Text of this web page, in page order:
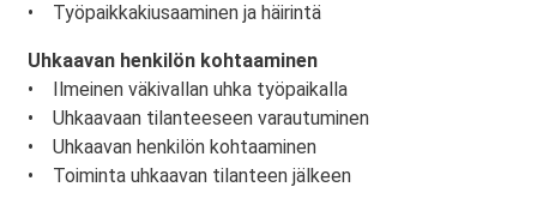
• Työpaikkakiusaaminen ja häirintä
Uhkaavan henkilön kohtaaminen
• Ilmeinen väkivallan uhka työpaikalla
• Uhkaavaan tilanteeseen varautuminen
• Uhkaavan henkilön kohtaaminen
• Toiminta uhkaavan tilanteen jälkeen